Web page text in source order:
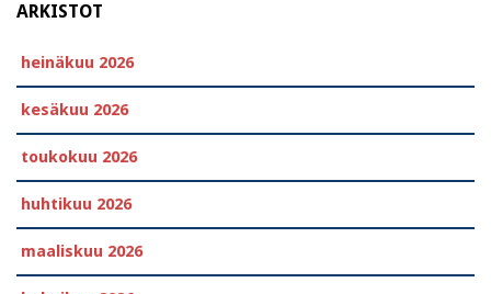
ARKISTOT
heinäkuu 2026
kesäkuu 2026
toukokuu 2026
huhtikuu 2026
maaliskuu 2026